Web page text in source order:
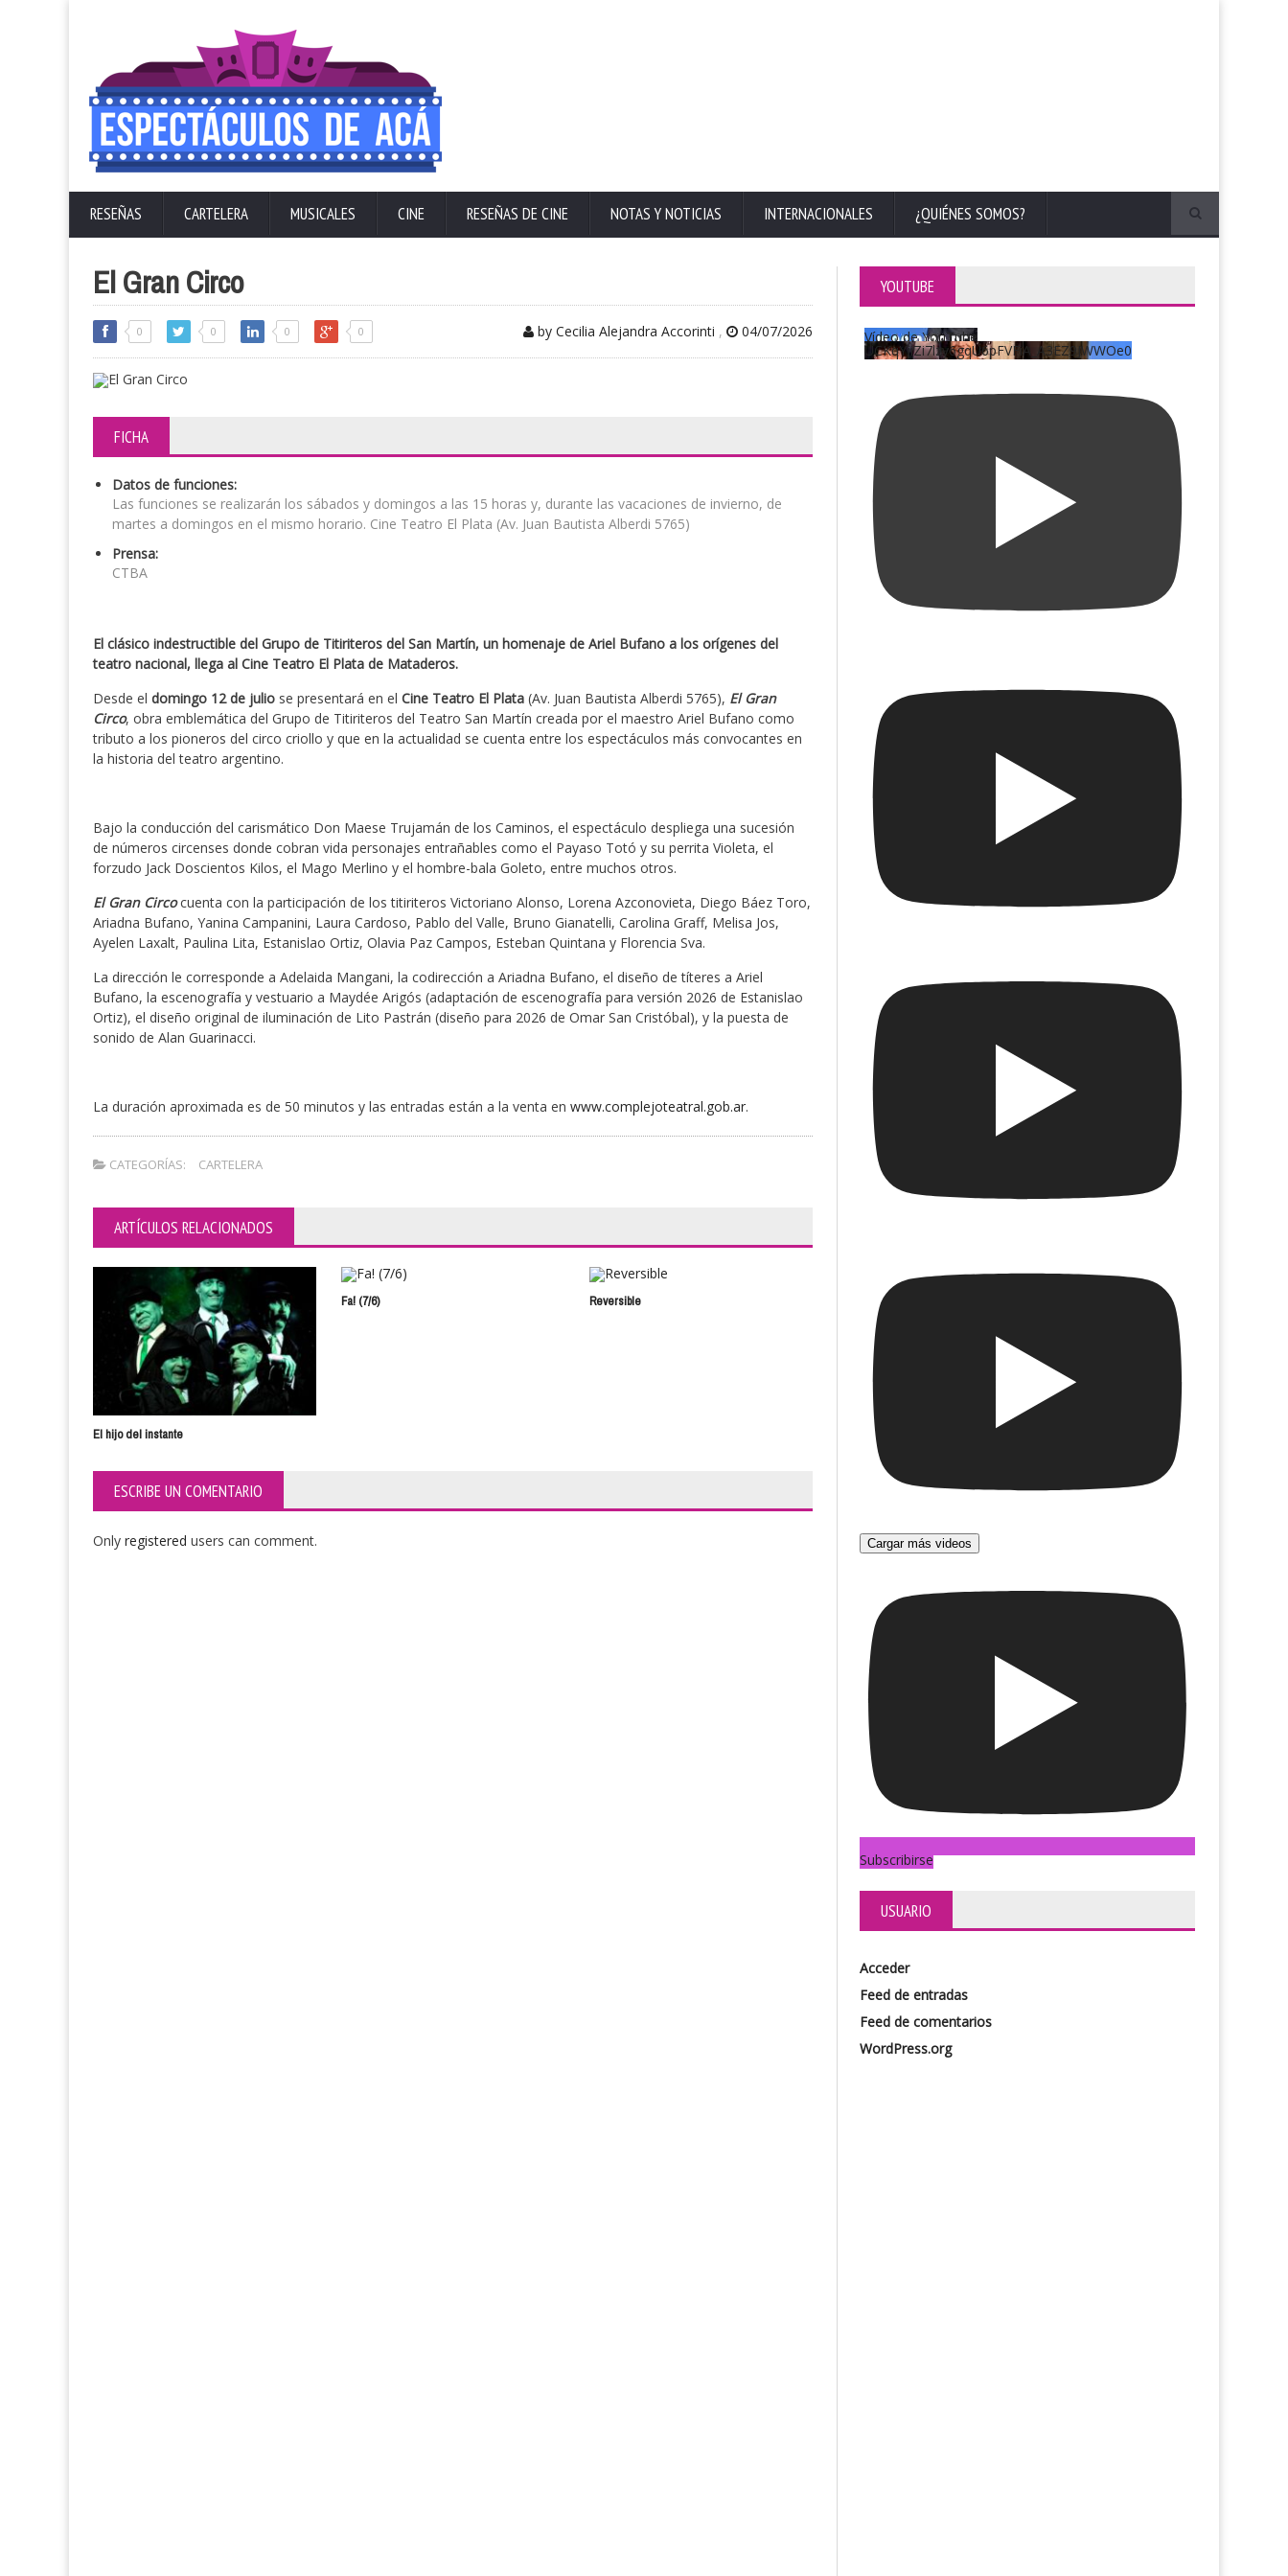
RESEÑAS CARTELERA MUSICALES CINE RESEÑAS DE CINE NOTAS Y NOTICIAS INTERNACIONALES ¿QUIÉNES SOMOS?
El Gran Circo
0 0 0 0 by Cecilia Alejandra Accorinti , 04/07/2026
FICHA
Datos de funciones:
Las funciones se realizarán los sábados y domingos a las 15 horas y, durante las vacaciones de invierno, de
martes a domingos en el mismo horario. Cine Teatro El Plata (Av. Juan Bautista Alberdi 5765)
Prensa:
CTBA
El clásico indestructible del Grupo de Titiriteros del San Martín, un homenaje de Ariel Bufano a los orígenes del
teatro nacional, llega al Cine Teatro El Plata de Mataderos.
Desde el domingo 12 de julio se presentará en el Cine Teatro El Plata (Av. Juan Bautista Alberdi 5765), El Gran
Circo, obra emblemática del Grupo de Titiriteros del Teatro San Martín creada por el maestro Ariel Bufano como
tributo a los pioneros del circo criollo y que en la actualidad se cuenta entre los espectáculos más convocantes en
la historia del teatro argentino.
Bajo la conducción del carismático Don Maese Trujamán de los Caminos, el espectáculo despliega una sucesión
de números circenses donde cobran vida personajes entrañables como el Payaso Totó y su perrita Violeta, el
forzudo Jack Doscientos Kilos, el Mago Merlino y el hombre-bala Goleto, entre muchos otros.
El Gran Circocuenta con la participación de los titiriteros Victoriano Alonso, Lorena Azconovieta, Diego Báez Toro,
Ariadna Bufano, Yanina Campanini, Laura Cardoso, Pablo del Valle, Bruno Gianatelli, Carolina Graff, Melisa Jos,
Ayelen Laxalt, Paulina Lita, Estanislao Ortiz, Olavia Paz Campos, Esteban Quintana y Florencia Sva.
La dirección le corresponde a Adelaida Mangani, la codirección a Ariadna Bufano, el diseño de títeres a Ariel
Bufano, la escenografía y vestuario a Maydée Arigós (adaptación de escenografía para versión 2026 de Estanislao
Ortiz), el diseño original de iluminación de Lito Pastrán (diseño para 2026 de Omar San Cristóbal), y la puesta de
sonido de Alan Guarinacci.
La duración aproximada es de 50 minutos y las entradas están a la venta en www.complejoteatral.gob.ar.
CATEGORÍAS: CARTELERA
ARTÍCULOS RELACIONADOS
El hijo del instante
Fa! (7/6) Reversible Saraos uranistas
ESCRIBE UN COMENTARIO
Only registered users can comment.
YOUTUBE
Vídeo de YouTube
UCKqYjiZi7lzy6gqU6pFVFiA_A3EZ9JWWOe0
Cargar más videos
Subscribirse
USUARIO
Acceder
Feed de entradas
Feed de comentarios
WordPress.org